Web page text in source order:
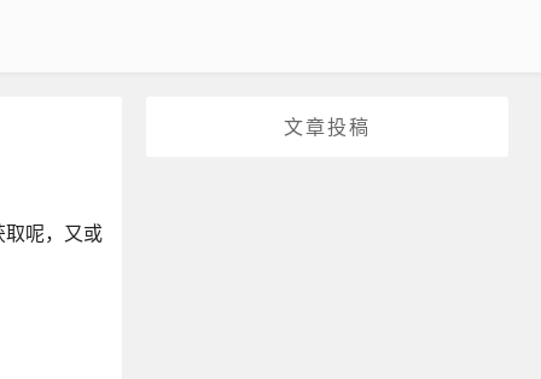
文章投稿
呢，又或